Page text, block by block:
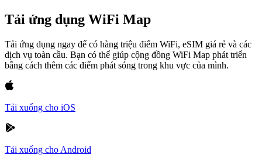
Tải ứng dụng WiFi Map
Tải ứng dụng ngay để có hàng triệu điểm WiFi, eSIM giá rẻ và các
dịch vụ toàn cầu. Bạn có thể giúp cộng đồng WiFi Map phát triển
bằng cách thêm các điểm phát sóng trong khu vực của mình.
Tải xuống cho iOS
Tải xuống cho Android